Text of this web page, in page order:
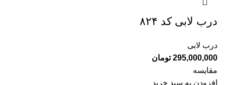
درب لابی کد ۸۲۴
درب لابی
295,000,000 تومان
مقایسه
افزودن به سبد خرید